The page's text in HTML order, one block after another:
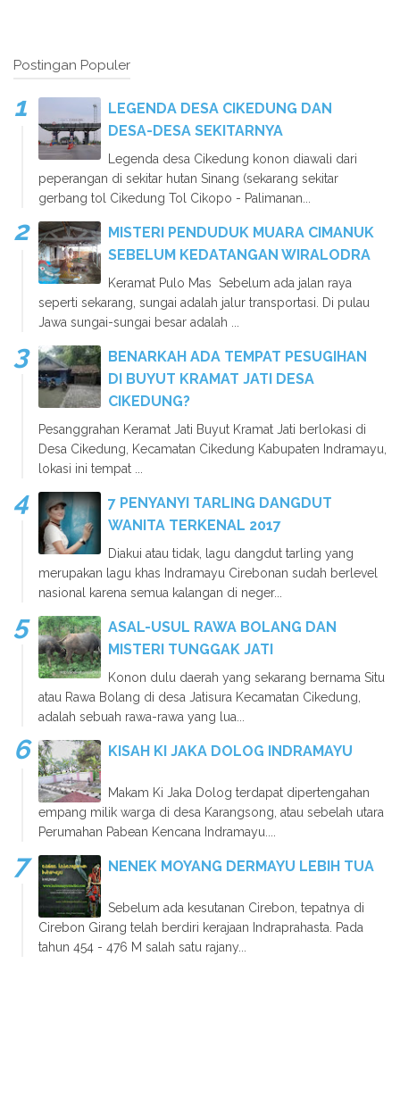
Postingan Populer
LEGENDA DESA CIKEDUNG DAN
DESA-DESA SEKITARNYA
Legenda desa Cikedung konon diawali dari
peperangan di sekitar hutan Sinang (sekarang sekitar
gerbang tol Cikedung Tol Cikopo - Palimanan...
MISTERI PENDUDUK MUARA CIMANUK
SEBELUM KEDATANGAN WIRALODRA
Keramat Pulo Mas Sebelum ada jalan raya
seperti sekarang, sungai adalah jalur transportasi. Di pulau
Jawa sungai-sungai besar adalah ...
BENARKAH ADA TEMPAT PESUGIHAN
DI BUYUT KRAMAT JATI DESA
CIKEDUNG?
Pesanggrahan Keramat Jati Buyut Kramat Jati berlokasi di
Desa Cikedung, Kecamatan Cikedung Kabupaten Indramayu,
lokasi ini tempat ...
7 PENYANYI TARLING DANGDUT
WANITA TERKENAL 2017
Diakui atau tidak, lagu dangdut tarling yang
merupakan lagu khas Indramayu Cirebonan sudah berlevel
nasional karena semua kalangan di neger...
ASAL-USUL RAWA BOLANG DAN
MISTERI TUNGGAK JATI
Konon dulu daerah yang sekarang bernama Situ
atau Rawa Bolang di desa Jatisura Kecamatan Cikedung,
adalah sebuah rawa-rawa yang lua...
KISAH KI JAKA DOLOG INDRAMAYU
Makam Ki Jaka Dolog terdapat dipertengahan
empang milik warga di desa Karangsong, atau sebelah utara
Perumahan Pabean Kencana Indramayu....
NENEK MOYANG DERMAYU LEBIH TUA
Sebelum ada kesutanan Cirebon, tepatnya di
Cirebon Girang telah berdiri kerajaan Indraprahasta. Pada
tahun 454 - 476 M salah satu rajany...